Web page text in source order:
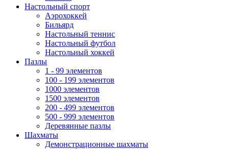
Настольный спорт
Аэрохоккей
Бильярд
Настольный теннис
Настольный футбол
Настольный хоккей
Пазлы
1 - 99 элементов
100 - 199 элементов
1000 элементов
1500 элементов
200 - 499 элементов
500 - 999 элементов
Деревянные пазлы
Шахматы
Демонстрационные шахматы